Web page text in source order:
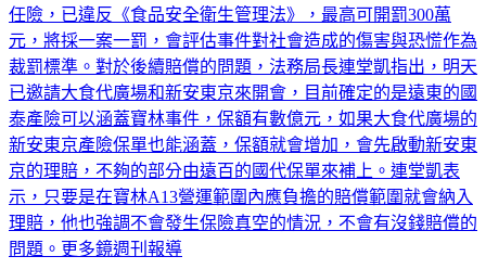
元，將採一案一罰，會評估事件對社會造成的傷害與恐慌作為
裁罰標準。對於後續賠償的問題，法務局長連堂凱指出，明天
已邀請大食代廣場和新安東京來開會，目前確定的是遠東的國
泰產險可以涵蓋寶林事件，保額有數億元，如果大食代廣場的
新安東京產險保單也能涵蓋，保額就會增加，會先啟動新安東
京的理賠，不夠的部分由遠百的國代保單來補上。連堂凱表
示，只要是在寶林A13營運範圍內應負擔的賠償範圍就會納入
理賠，他也強調不會發生保險真空的情況，不會有沒錢賠償的
問題。更多鏡週刊報導